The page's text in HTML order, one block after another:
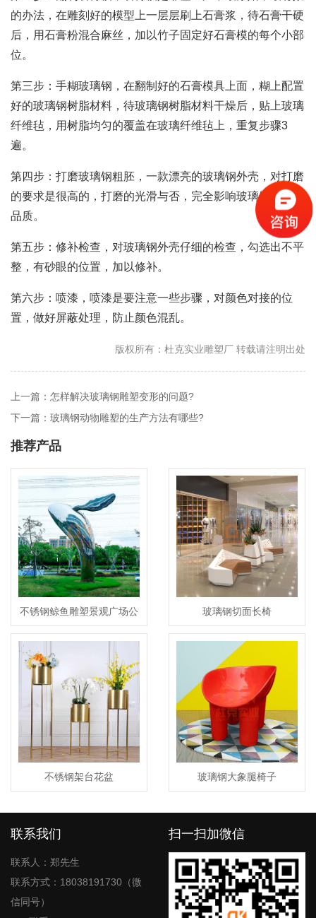
的办法，在雕刻好的模型上一层层刷上石膏浆，待石膏干硬
后，用石膏粉混合麻丝，加以竹子固定好石膏模的每个小部
位。
第三步：手糊玻璃钢，在翻制好的石膏模具上面，糊上配置
好的玻璃钢树脂材料，待玻璃钢树脂材料干燥后，贴上玻璃
纤维毡，用树脂均匀的覆盖在玻璃纤维毡上，重复步骤3
遍。
第四步：打磨玻璃钢粗胚，一款漂亮的玻璃钢外壳，对打磨
的要求是很高的，打磨的光滑与否，完全影响玻璃钢机壳的
品质。
第五步：修补检查，对玻璃钢外壳仔细的检查，勾选出不平
整，有砂眼的位置，加以修补。
第六步：喷漆，喷漆是要注意一些步骤，对颜色对接的位
置，做好屏蔽处理，防止颜色混乱。
版权所有：杜克实业雕塑厂 转载请注明出处
上一篇：怎样解决玻璃钢雕塑变形的问题?
下一篇：玻璃钢动物雕塑的生产方法有哪些?
推荐产品
不锈钢鲸鱼雕塑景观广场公
园动物造型海豚摆件
玻璃钢切面长椅
不锈钢架台花盆 玻璃钢大象腿椅子
联系我们
联系人：郑先生
联系方式：18038191730（微
信同号）
扫一扫加微信